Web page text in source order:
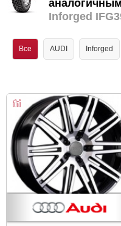
Inforged
Все AUDI Inforged